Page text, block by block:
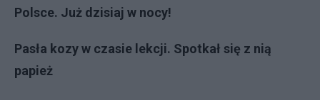
Polsce. Już dzisiaj w nocy!
Pasła kozy w czasie lekcji. Spotkał się z nią
papież